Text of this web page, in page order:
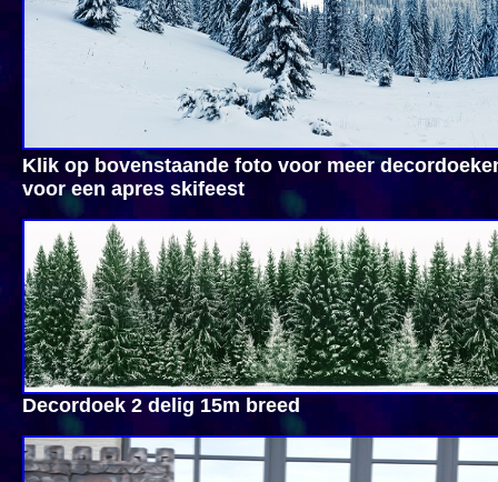
Klik op bovenstaande foto voor meer
voor een apres skifeest
Decordoek 2 delig 15m breed